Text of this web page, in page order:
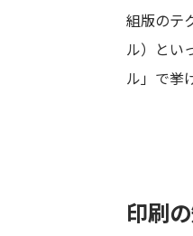
組版のテ
ル）とい
ル」で挙
印刷